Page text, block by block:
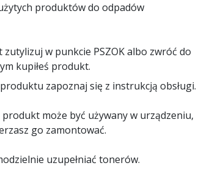
produktów do odpadów
w punkcie PSZOK albo zwróć do
kupiłeś produkt.
zapoznaj się z instrukcją obsługi.
produkt może być używany w urządzeniu,
go zamontować.
uzupełniać tonerów.